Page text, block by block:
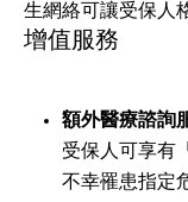
生網絡可讓受保人
增值服務
額外醫療諮詢
受保人可享有
不幸罹患指定